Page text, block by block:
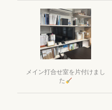
メイン打合せ室を片付けまし
た